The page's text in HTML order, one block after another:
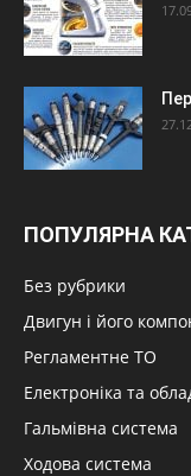
ПОПУЛЯРНА
Без рубрики
Двигун і його
Регламентне ТО
Електроніка та
Гальмівна система
Ходова система